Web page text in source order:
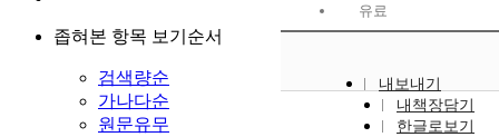
좁혀본 항목 보기순서
검색량순
가나다순
원문유무
유료
내보내기
내책장담기
한글로보기